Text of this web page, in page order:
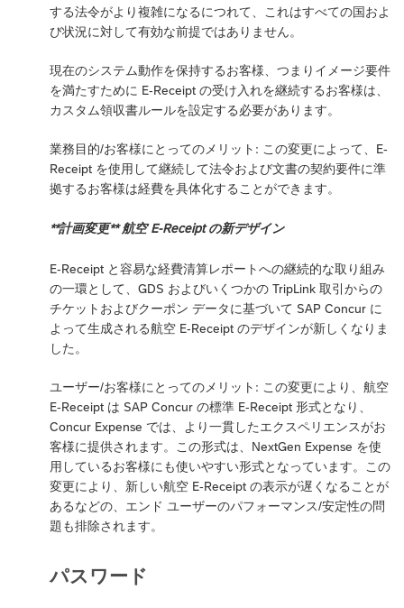
する法令がより複雑になるにつれて、これはすべての国およ
び状況に対して有効な前提ではありません。
現在のシステム動作を保持するお客様、つまりイメージ要件
を満たすために E-Receipt の受け入れを継続するお客様は、
カスタム領収書ルールを設定する必要があります。
業務目的/お客様にとってのメリット: この変更によって、E-
Receipt を使用して継続して法令および文書の契約要件に準
拠するお客様は経費を具体化することができます。
**計画変更** 航空 E-Receipt の新デザイン
E-Receipt と容易な経費清算レポートへの継続的な取り組み
の一環として、GDS およびいくつかの TripLink 取引からの
チケットおよびクーポン データに基づいて SAP Concur に
よって生成される航空 E-Receipt のデザインが新しくなりま
した。
ユーザー/お客様にとってのメリット: この変更により、航空
E-Receipt は SAP Concur の標準 E-Receipt 形式となり、
Concur Expense では、より一貫したエクスペリエンスがお
客様に提供されます。この形式は、NextGen Expense を使
用しているお客様にも使いやすい形式となっています。この
変更により、新しい航空 E-Receipt の表示が遅くなることが
あるなどの、エンド ユーザーのパフォーマンス/安定性の問
題も排除されます。
パスワード